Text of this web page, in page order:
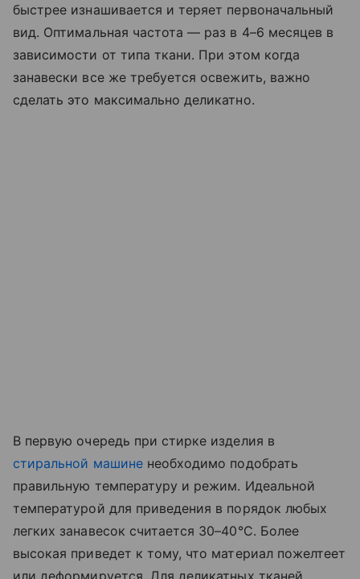
быстрее изнашивается и теряет первоначальный
вид. Оптимальная частота — раз в 4–6 месяцев в
зависимости от типа ткани. При этом когда
занавески все же требуется освежить, важно
сделать это максимально деликатно.
В первую очередь при стирке изделия в
стиральной машиненеобходимо подобрать
правильную температуру и режим. Идеальной
температурой для приведения в порядок любых
легких занавесок считается 30–40°C. Более
высокая приведет к тому, что материал пожелтеет
или деформируется. Для деликатных тканей,